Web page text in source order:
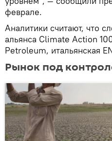
феврале.
Аналитики считают, что
альянса Climate Action
Petroleum, итальянская
Рынок под